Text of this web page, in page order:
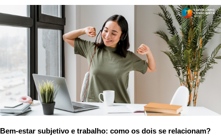
Bem-estar subjetivo e trabalho: como os dois se relacionam?